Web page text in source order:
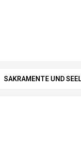
SAKRAMENTE UND